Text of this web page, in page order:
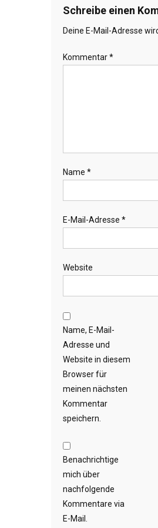
Schreibe einen
Deine E-Mail-Adresse
Kommentar*
Name *
E-Mail-Adresse *
Website
Name, E-Mail-
Adresse und
Website in diesem
Browser für
meinen nächsten
Kommentar
speichern.
Benachrichtige
mich über
nachfolgende
Kommentare via
E-Mail.